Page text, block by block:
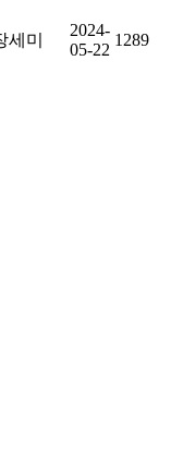
세미
2024-
05-22
1289